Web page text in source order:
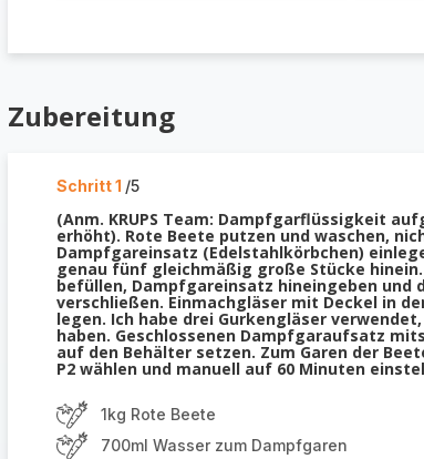
Zubereitung
Schritt 1 /5
(Anm. KRUPS Team: Dampfgarflüssigkeit
erhöht). Rote Beete putzen und waschen,
Dampfgareinsatz (Edelstahlkörbchen)
genau fünf gleichmäßig große Stücke
befüllen, Dampfgareinsatz hineingeben und
verschließen. Einmachgläser mit Deckel in
legen. Ich habe drei Gurkengläser
haben. Geschlossenen Dampfgaraufsatz
auf den Behälter setzen. Zum Garen der
P2 wählen und manuell auf 60 Minuten
1kg Rote Beete
700ml Wasser zum Dampfgaren